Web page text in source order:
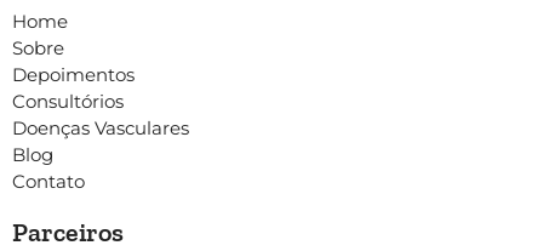
Home
Sobre
Depoimentos
Consultórios
Doenças Vasculares
Blog
Contato
Parceiros